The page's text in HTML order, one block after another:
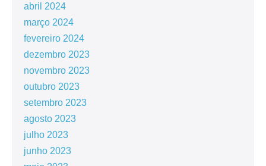
abril 2024
março 2024
fevereiro 2024
dezembro 2023
novembro 2023
outubro 2023
setembro 2023
agosto 2023
julho 2023
junho 2023